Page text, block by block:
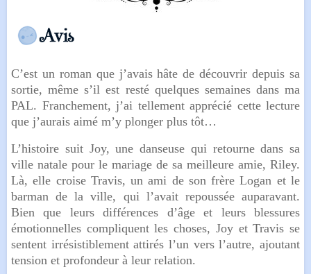
C’est un roman que j’avais hâte de découvrir depuis sa
sortie, même s’il est resté quelques semaines dans ma
PAL. Franchement, j’ai tellement apprécié cette lecture
que j’aurais aimé m’y plonger plus tôt…
L’histoire suit Joy, une danseuse qui retourne dans sa
ville natale pour le mariage de sa meilleure amie, Riley.
Là, elle croise Travis, un ami de son frère Logan et le
barman de la ville, qui l’avait repoussée auparavant.
Bien que leurs différences d’âge et leurs blessures
émotionnelles compliquent les choses, Joy et Travis se
sentent irrésistiblement attirés l’un vers l’autre, ajoutant
tension et profondeur à leur relation.